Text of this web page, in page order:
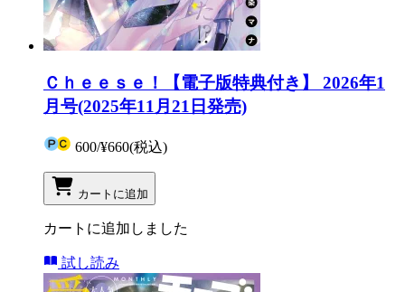
Ｃｈｅｅｓｅ！【電子版特典付き】 2026年1
月号(2025年11月21日発売)
600/¥660(税込)
カートに追加
カートに追加しました
試し読み